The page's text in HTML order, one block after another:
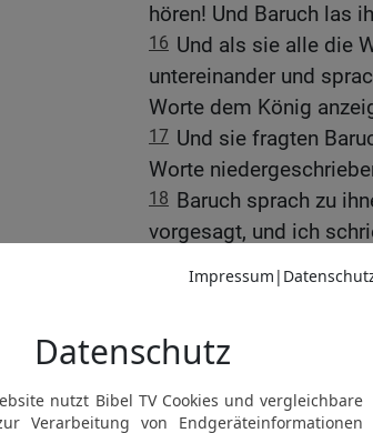
hören! Und Baruch las
16 Und als sie alle die
untereinander und
Worte dem König
17 Und sie fragten
Worte
18 Baruch sprach zu
vorgesagt, und ich
Da sprachen die
mit Jeremia, dass
Sie aber gingen
die Schriftrolle
Schreibers, und
21
Da sandte der